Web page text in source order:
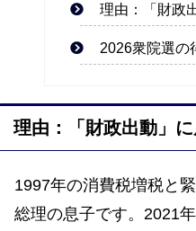
理由：「財政
2026衆院選の
理由：「財政出動」
1997年の消費税増税と
総理の息子です。2021